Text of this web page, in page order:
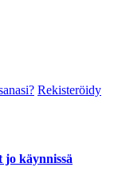
Rekisteröidy
käynnissä